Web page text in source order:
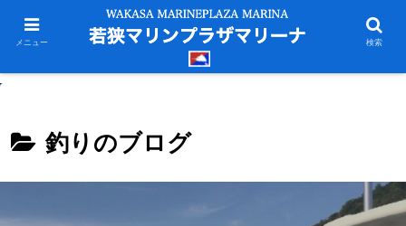
釣りのブログ
メニュー 検索